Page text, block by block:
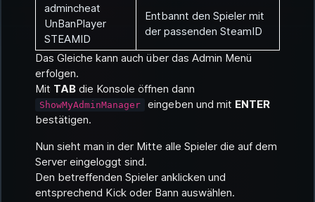
admincheat
UnBanPlayer
STEAMID
Entbannt den Spieler mit
der passenden SteamID
Das Gleiche kann auch über das Admin Menü
erfolgen.
Mit TAB die Konsole öffnen dann
ShowMyAdminManager eingeben und mit ENTER
bestätigen.
Nun sieht man in der Mitte alle Spieler die auf dem
Server eingeloggt sind.
Den betreffenden Spieler anklicken und
entsprechend Kick oder Bann auswählen.